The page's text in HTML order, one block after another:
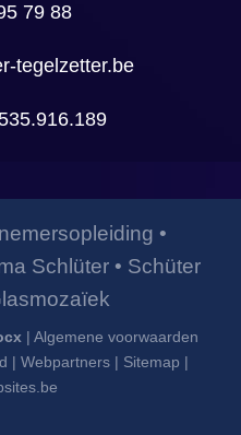
79 88
tegelzetter.be
•
Schlüter• Schüter
| Algemene voorwaarden
| Webpartners | Sitemap |